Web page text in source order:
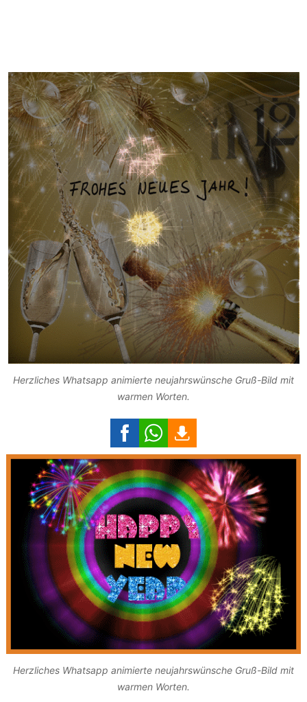
Herzliches Whatsapp animierte neujahrswünsche Gruß-Bild mit
warmen Worten.
Herzliches Whatsapp animierte neujahrswünsche Gruß-Bild mit
warmen Worten.